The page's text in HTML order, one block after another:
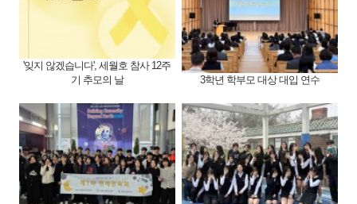
'잊지 않겠습니다', 세월호 참사 12주
기 추모의 날
3학년 학부모 대상 대입 연수